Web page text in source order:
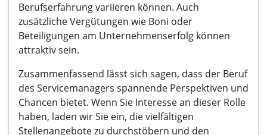
Berufserfahrung variieren können. Auch
zusätzliche Vergütungen wie Boni oder
Beteiligungen am Unternehmenserfolg können
attraktiv sein.
Zusammenfassend lässt sich sagen, dass der Beruf
des Servicemanagers spannende Perspektiven und
Chancen bietet. Wenn Sie Interesse an dieser Rolle
haben, laden wir Sie ein, die vielfältigen
Stellenangebote zu durchstöbern und den